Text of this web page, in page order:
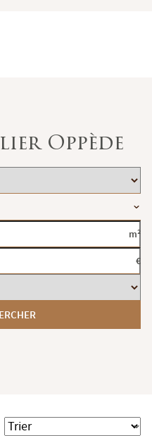
Oppède
m²
€
Trier